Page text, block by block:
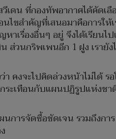
เดน ที่กองทัพอากาศได้คัดเลื
ไขสำคัญที่เสนอมาคือการให้
าเรื่องอื่นๆ อยู่ จึงได้เรียนไป
ส่วนกริพเพนอีก 1 ฝูง เรายัง
คงจะไปคิดล่วงหน้าไม่ได้ ร
กระเทือนกับแผนปฏิรูปแห่งชา
การจัดซื้อชัดเจน รวมถึงการ